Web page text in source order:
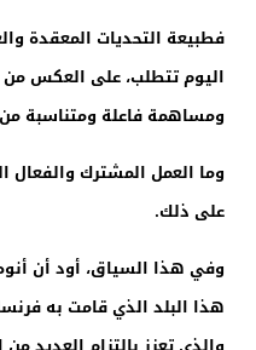
فطبيعة التحديات المعقدة
اليوم تتطلب، على العكس من
ومساهمة فاعلة ومتناسبة من
وما العمل المشترك والفعال
على ذلك.
وفي هذا السياق، أود أن
هذا البلد الذي قامت به